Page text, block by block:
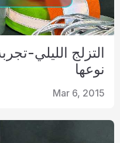
التزلج الليلي-
نوعها
Mar 6, 2015